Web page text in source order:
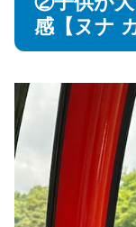
感【ヌナ